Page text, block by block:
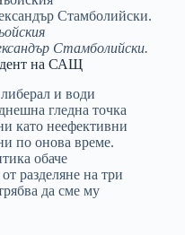
Стамболийски.
на САЩ
и води
гледна точка
като неефективни
по онова време.
обаче
разделяне на три
да сме му